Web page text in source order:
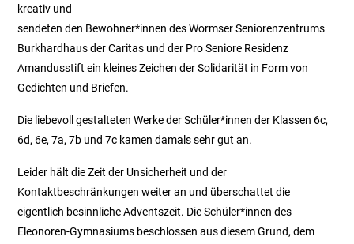
kreativ und
sendeten den Bewohner*innen des Wormser Seniorenzentrums
Burkhardhaus der Caritas und der Pro Seniore Residenz
Amandusstift ein kleines Zeichen der Solidarität in Form von
Gedichten und Briefen.
Die liebevoll gestalteten Werke der Schüler*innen der Klassen 6c,
6d, 6e, 7a, 7b und 7c kamen damals sehr gut an.
Leider hält die Zeit der Unsicherheit und der
Kontaktbeschränkungen weiter an und überschattet die
eigentlich besinnliche Adventszeit. Die Schüler*innen des
Eleonoren-Gymnasiums beschlossen aus diesem Grund, dem